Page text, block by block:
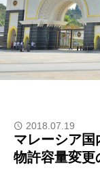
2018.07.19
マレーシア
物許容量変更